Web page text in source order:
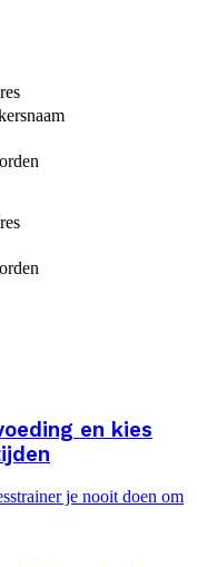
en kies